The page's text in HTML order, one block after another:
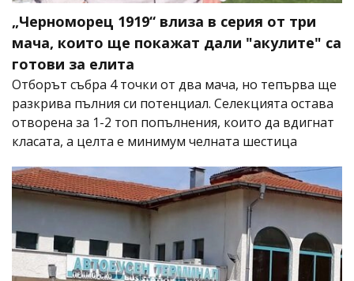
„Черноморец 1919“ влиза в серия от три
мача, които ще покажат дали "акулите" са
готови за елита
Отборът събра 4 точки от два мача, но тепърва ще
разкрива пълния си потенциал. Селекцията остава
отворена за 1-2 топ попълнения, които да вдигнат
класата, а целта е минимум челната шестица